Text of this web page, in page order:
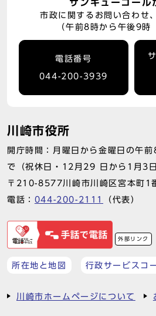
サンキューコール
市政に関するお問い合わせ
（午前8時から午後9時
電話番号
044-200-3939
川崎市役所
開庁時間：月曜日から金曜日の午
で（祝休日・12月29 日から1月3日
〒210-8577川崎市川崎区宮本町1
電話： 044-200-2111 （代表）
外部リンク
所在地と地図 行政サービスコ
川崎市ホームページについて